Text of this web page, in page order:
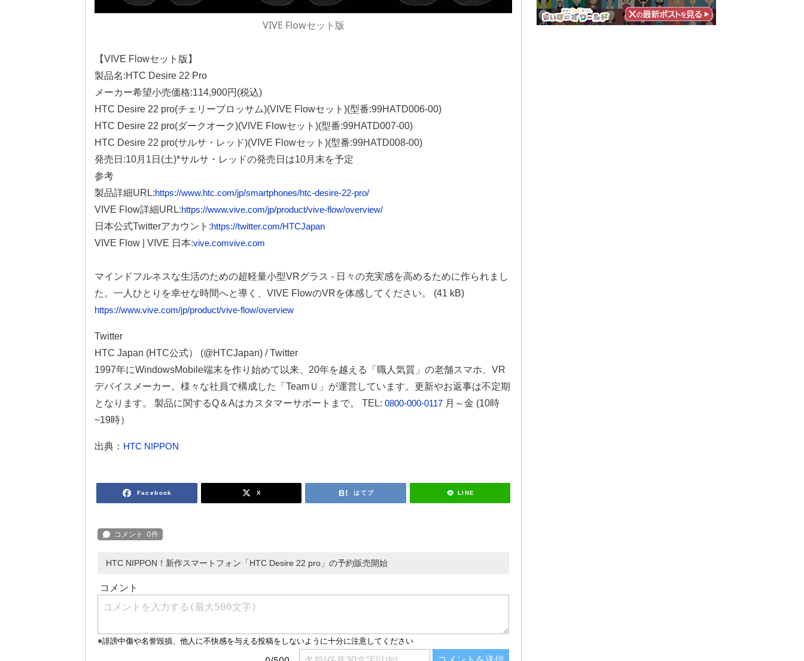
VIVE Flowセット版
【VIVE Flowセット版】
製品名:HTC Desire 22 Pro
メーカー希望小売価格:114,900円(税込)
HTC Desire 22 pro(チェリーブロッサム)(VIVE Flowセット)(型番:99HATD006-00)
HTC Desire 22 pro(ダークオーク)(VIVE Flowセット)(型番:99HATD007-00)
HTC Desire 22 pro(サルサ・レッド)(VIVE Flowセット)(型番:99HATD008-00)
発売日:10月1日(土)*サルサ・レッドの発売日は10月末を予定
参考
製品詳細URL:https://www.htc.com/jp/smartphones/htc-desire-22-pro/
VIVE Flow詳細URL:https://www.vive.com/jp/product/vive-flow/overview/
日本公式Twitterアカウント:https://twitter.com/HTCJapan
VIVE Flow | VIVE 日本:vive.comvive.com
マインドフルネスな生活のための超軽量小型VRグラス - 日々の充実感を高めるために作られまし
た。一人ひとりを幸せな時間へと導く、VIVE FlowのVRを体感してください。 (41 kB)
https://www.vive.com/jp/product/vive-flow/overview
Twitter
HTC Japan (HTC公式） (@HTCJapan) / Twitter
1997年にWindowsMobile端末を作り始めて以来、20年を越える「職人気質」の老舗スマホ、VR
デバイスメーカー。様々な社員で構成した「TeamＵ」が運営しています。更新やお返事は不定期
となります。 製品に関するQ＆Aはカスタマーサポートまで。 TEL: 0800-000-0117 月～金 (10時
~19時）
出典： HTC NIPPON
Facebook X はてブ LINE
HTC NIPPON！新作スマートフォン「HTC Desire 22 pro」の予約販売開始